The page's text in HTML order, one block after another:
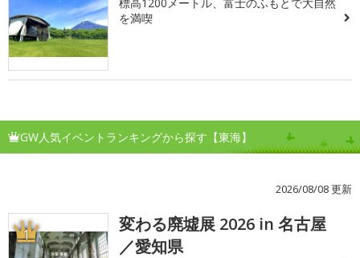
を満喫
GW人気イベントランキングから探す【東海】
2026/08/08 更新
1
変わる廃墟展 2026 in 名古屋
／愛知県